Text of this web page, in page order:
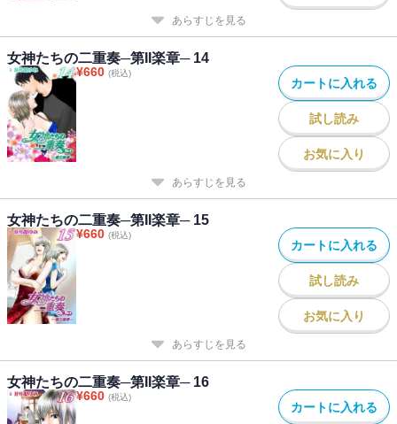
あらすじを見る
女神たちの二重奏─第II楽章─ 14
¥660 (税込)
カートに入れる
試し読み
お気に入り
あらすじを見る
女神たちの二重奏─第II楽章─ 15
¥660 (税込)
カートに入れる
試し読み
お気に入り
あらすじを見る
女神たちの二重奏─第II楽章─ 16
¥660 (税込)
カートに入れる